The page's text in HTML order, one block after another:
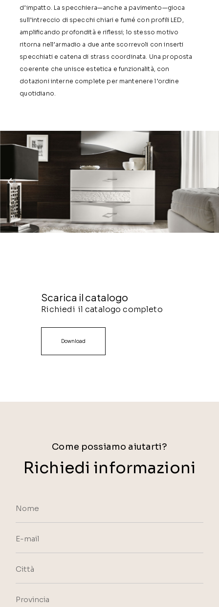
d’impatto. La specchiera—anche a pavimento—gioca
sull’intreccio di specchi chiari e fumé con profili LED,
amplificando profondità e riflessi; lo stesso motivo
ritorna nell’armadio a due ante scorrevoli con inserti
specchiati e catena di strass coordinata. Una proposta
coerente che unisce estetica e funzionalità, con
dotazioni interne complete per mantenere l’ordine
quotidiano.
Scarica il catalogo
Richiedi il catalogo completo
Download
Come possiamo aiutarti?
Richiedi informazioni